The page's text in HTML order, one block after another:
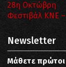
28η Οκτώβρη
Φεστιβάλ ΚΝΕ
Newsletter
Μάθετε